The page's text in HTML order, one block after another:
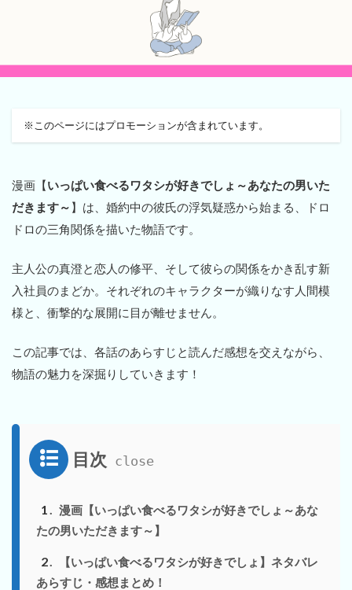
※このページにはプロモーションが含まれています。
漫画【いっぱい食べるワタシが好きでしょ～あなたの男いた
だきます～ 】は、婚約中の彼氏の浮気疑惑から始まる、ドロ
ドロの三角関係を描いた物語です。
主人公の真澄と恋人の修平、そして彼らの関係をかき乱す新
入社員のまどか。それぞれのキャラクターが織りなす人間模
様と、衝撃的な展開に目が離せません。
この記事では、各話のあらすじと読んだ感想を交えながら、
物語の魅力を深掘りしていきます！
目次
1
漫画【いっぱい食べるワタシが好きでしょ～あな
たの男いただきます～】
2
【いっぱい食べるワタシが好きでしょ】ネタバレ
あらすじ・感想まとめ！